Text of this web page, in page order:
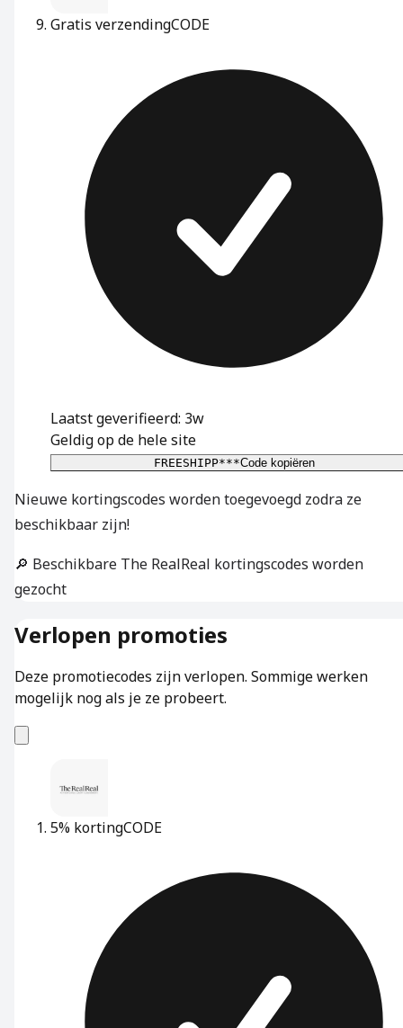
Gratis verzendingCODE
Laatst geverifieerd: 3w
Geldig op de hele site
FREESHIPP***Code kopiëren
Nieuwe kortingscodes worden toegevoegd zodra ze
beschikbaar zijn!
🔎 Beschikbare The RealReal kortingscodes worden
gezocht
Verlopen promoties
Deze promotiecodes zijn verlopen. Sommige werken
mogelijk nog als je ze probeert.
5% kortingCODE